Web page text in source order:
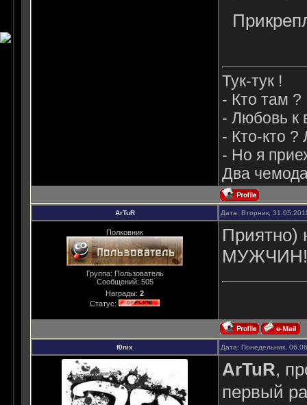
Тук-тук !
- Кто там ?
- Любовь к
- Кто-кто
- Но я
Два
ArTuR Дата: Вторник,
Полковник
Группа: Пользователь
Сообщений: 505
Награды: 2
Статус:
Приятно)
f0nix Дата: Понедельник,
ArTuR,
первый